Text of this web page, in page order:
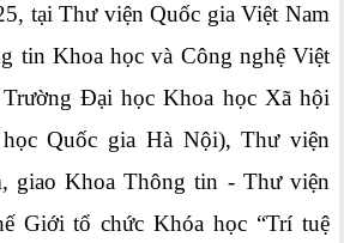
tại Thư viện Quốc gia Việt Nam
tin Khoa học và Công nghệ Việt
Đại học Khoa học Xã hội
Quốc gia Hà Nội), Thư viện
giao Khoa Thông tin - Thư viện
Giới tổ chức Khóa học “Trí tuệ